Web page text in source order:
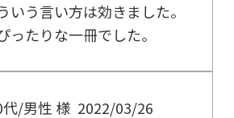
いう言い方は効きました。
ったりな一冊でした。
/男性 様 2022/03/26